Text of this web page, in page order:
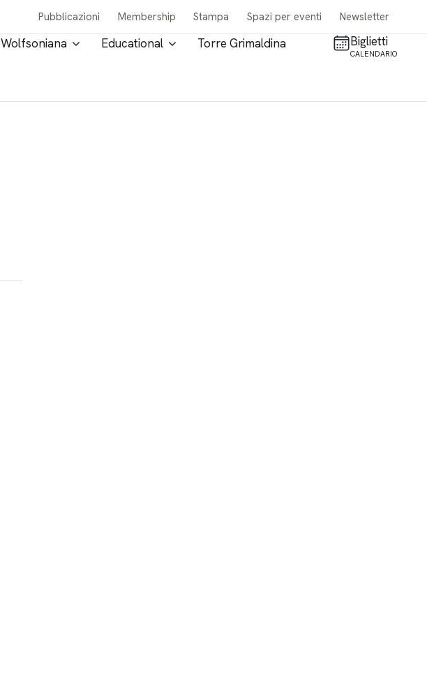
Pubblicazioni Membership Stampa Spazi per eventi Newsletter
Wolfsoniana Educational Torre Grimaldina Biglietti
CALENDARIO